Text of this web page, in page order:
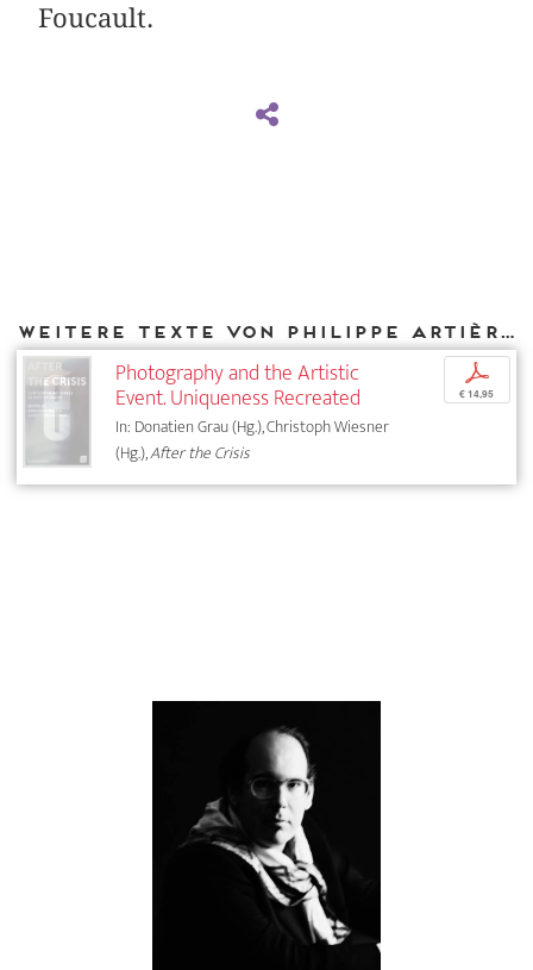
Foucault.
Weitere Texte von Philippe Artières bei DIAPHANES
Photography and the Artistic
Event. Uniqueness Recreated
In: Donatien Grau (Hg.), Christoph Wiesner
(Hg.),After the Crisis
p
€ 14,95